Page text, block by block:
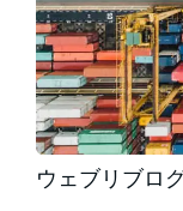
ウェブリブロ